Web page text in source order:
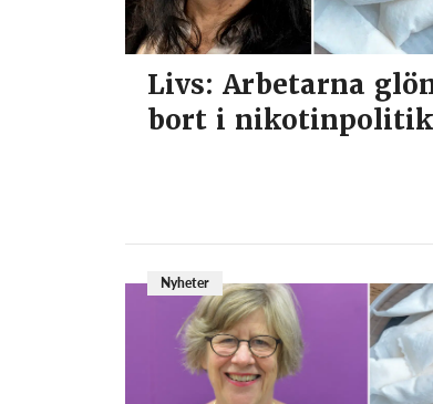
Livs: Arbetarna
bort i
Nyheter